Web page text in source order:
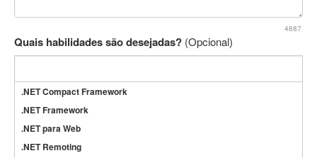
4887
Quais habilidades são desejadas? (Opcional)
.NET Compact Framework
.NET Framework
.NET para Web
.NET Remoting